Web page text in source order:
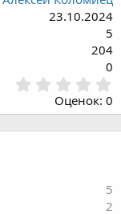
23.10.2024
5
204
0
0
0
Оценок: 0
5
2